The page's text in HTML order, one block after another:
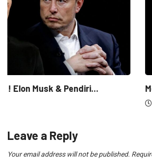
Meta Diserang Keras! Elon Musk &
Leave a Reply
Your email address will not be published.